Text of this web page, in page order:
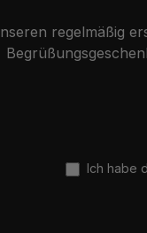
regelmäßig
Ich habe